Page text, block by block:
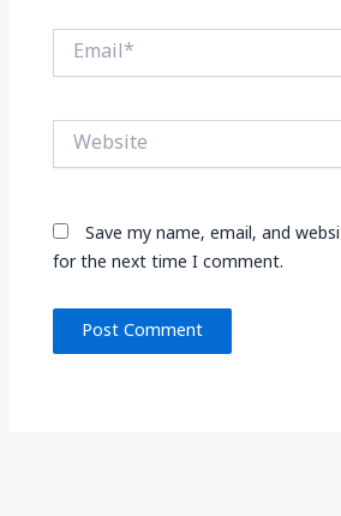
Email*
Website
Save my name, email, and
for the next time I comment.